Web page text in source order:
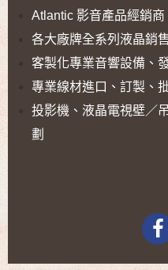
Atlantic 影音產品經銷商
各大廠牌全系列液晶銷
客製化專業音響設備、
專業線材進口、訂製、
投影機、液晶電視壁／
劃